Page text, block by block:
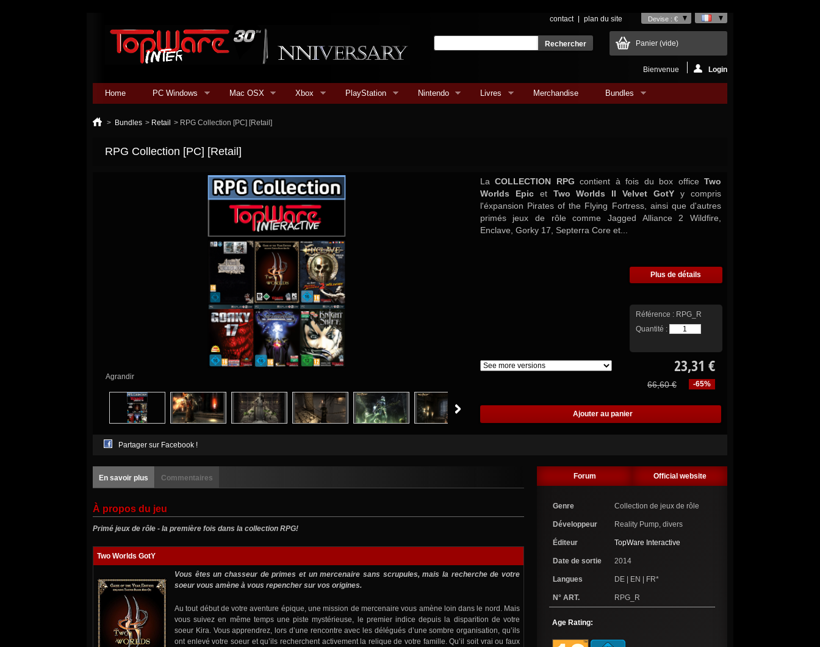
Devise : €
contact plan du site
Panier (vide)
Bienvenue Login
Home PC Windows Mac OSX Xbox PlayStation Nintendo Livres Merchandise Bundles
> Bundles > Retail > RPG Collection [PC] [Retail]
RPG Collection [PC] [Retail]
Agrandir
LaCOLLECTION RPGcontient à fois du box officeTwo
Worlds EpicetTwo Worlds II Velvet GotY y compris
l'éxpansion Pirates of the Flying Fortress, ainsi que d'autres
primés jeux de rôle comme Jagged Alliance 2 Wildfire,
Enclave, Gorky 17, Septerra Core et...
Plus de détails
Référence : RPG_R
Quantité :
23,31 €
-65%
66,60 €
Partager sur Facebook !
En savoir plus Commentaires
À propos du jeu
Primé jeux de rôle - la première fois dans la collection RPG!
Two Worlds GotY
Vous êtes un chasseur de primes et un mercenaire sans scrupules, mais la recherche de votre
soeur vous amène à vous repencher sur vos origines.
Au tout début de votre aventure épique, une mission de mercenaire vous amène loin dans le nord. Mais
vous suivez en même temps une piste mystérieuse, le premier indice depuis la disparition de votre
soeur Kira. Vous apprendrez, lors d’une rencontre avec les délégués d’une sombre organisation, qu’ils
ont enlevé votre soeur et qu’ils recherchent activement la relique de votre famille. Qu’il soit vrai ou faux
Forum Official website
Genre Collection de jeux de rôle
Développeur Reality Pump, divers
Éditeur TopWare Interactive
Date de sortie 2014
Langues DE | EN | FR*
N° ART. RPG_R
Age Rating: